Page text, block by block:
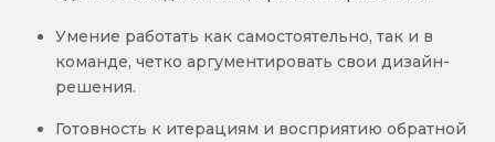
Умение работать как самостоятельно, так и в
команде, четко аргументировать свои дизайн-
решения.
Готовность к итерациям и восприятию обратной